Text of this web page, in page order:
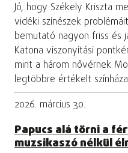
Jó, hogy Székely Kriszta
vidéki színészek
bemutató nagyon friss és
Katona viszonyítási
mint a három nővérnek
legtöbbre értékelt
2026. március 30.
Papucs alá törni a
muzsikaszó nélkül